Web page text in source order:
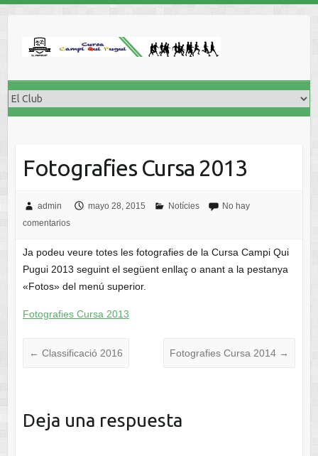
Fotografies Cursa 2013
admin mayo 28, 2015 Notícies
No hay
comentarios
Ja podeu veure totes les fotografies de la Cursa Campi Qui
Pugui 2013 seguint el següent enllaç o anant a la pestanya
«Fotos» del menú superior.
Fotografies Cursa 2013
← Classificació 2016 Fotografies Cursa 2014 →
Deja una respuesta